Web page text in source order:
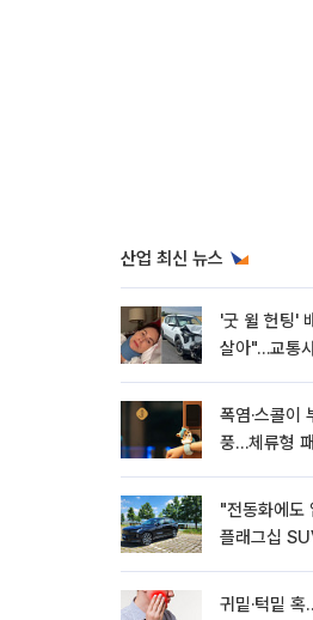
산업 최신 뉴스
'굿 윌 헌팅'
살아"…교통
폭염·스콜이
풍…체류형
"전동화에도
플래그십
귀밑·턱밑